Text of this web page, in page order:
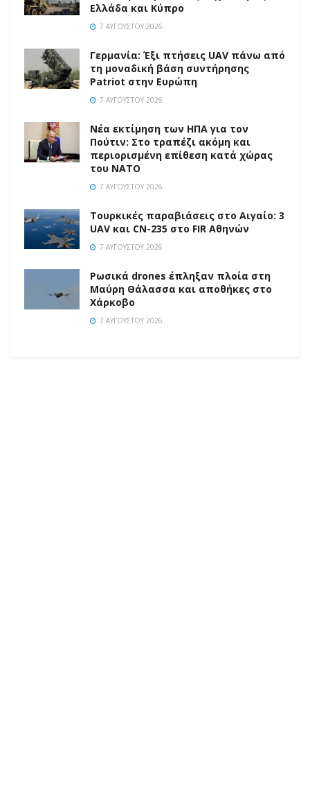
Ελλάδα και Κύπρο
7 ΑΥΓΟΎΣΤΟΥ 2026
Γερμανία: Έξι πτήσεις UAV πάνω από
τη μοναδική βάση συντήρησης
Patriot στην Ευρώπη
7 ΑΥΓΟΎΣΤΟΥ 2026
Νέα εκτίμηση των ΗΠΑ για τον
Πούτιν: Στο τραπέζι ακόμη και
περιορισμένη επίθεση κατά χώρας
του ΝΑΤΟ
7 ΑΥΓΟΎΣΤΟΥ 2026
Τουρκικές παραβιάσεις στο Αιγαίο: 3
UAV και CN-235 στο FIR Αθηνών
7 ΑΥΓΟΎΣΤΟΥ 2026
Ρωσικά drones έπληξαν πλοία στη
Μαύρη Θάλασσα και αποθήκες στο
Χάρκοβο
7 ΑΥΓΟΎΣΤΟΥ 2026